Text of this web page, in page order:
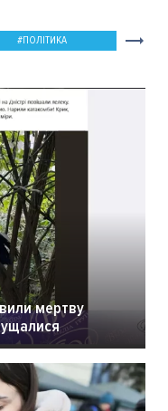
ПОЛІТИКА
мертву